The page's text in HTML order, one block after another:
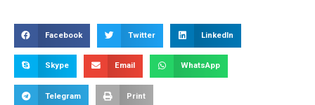
Facebook Twitter LinkedIn
Skype Email WhatsApp
Telegram Print